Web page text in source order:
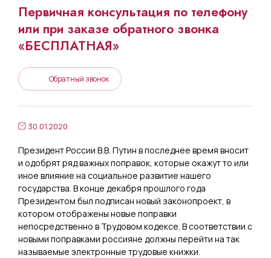
Первичная консультация по телефону
или при заказе обратного звонка
«БЕСПЛАТНАЯ»
Обратный звонок
30.01.2020
Президент России В.В. Путин в последнее время вносит
и одобрят ряд важных поправок, которые окажут то или
иное влияние на социальное развитие нашего
государства. В конце декабря прошлого года
Президентом был подписан новый законопроект, в
котором отображены новые поправки
непосредственно в Трудовом кодексе. В соответствии с
новыми поправками россияне должны перейти на так
называемые электронные трудовые книжки.